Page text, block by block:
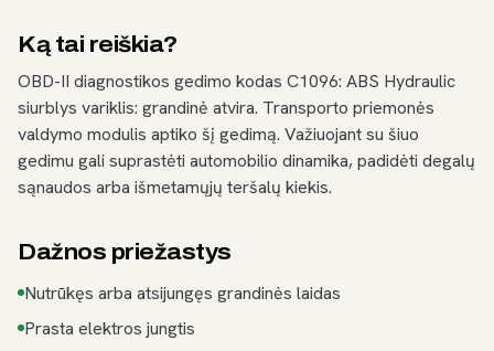
Ką tai reiškia?
OBD-II diagnostikos gedimo kodas C1096: ABS Hydraulic
siurblys variklis: grandinė atvira. Transporto priemonės
valdymo modulis aptiko šį gedimą. Važiuojant su šiuo
gedimu gali suprastėti automobilio dinamika, padidėti degalų
sąnaudos arba išmetamųjų teršalų kiekis.
Dažnos priežastys
Nutrūkęs arba atsijungęs grandinės laidas
Prasta elektros jungtis